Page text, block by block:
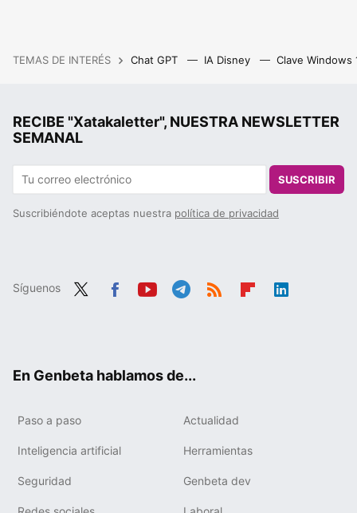
TEMAS DE INTERÉS Chat GPT IA Disney Clave Windows
RECIBE "Xatakaletter", NUESTRA NEWSLETTER
SEMANAL
SUSCRIBIR
Suscribiéndote aceptas nuestra política de privacidad
Síguenos
En Genbeta hablamos de...
Paso a paso Actualidad
Inteligencia artificial Herramientas
Seguridad Genbeta dev